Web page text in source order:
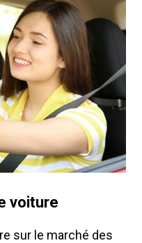
voiture
sur le marché des